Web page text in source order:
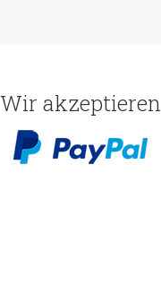
Wir akzeptieren